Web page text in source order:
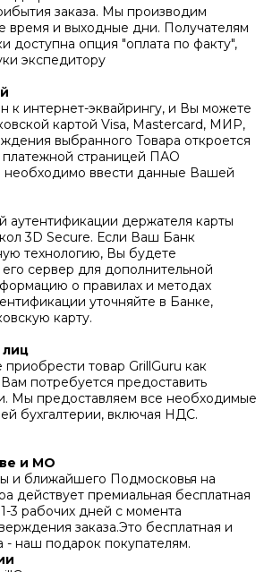
заказа. Мы производим
время и выходные дни. Получателям
доступна опция "оплата по факту",
экспедитору
к интернет-эквайрингу, и Вы можете
картой Visa, Mastercard, МИР,
выбранного Товара откроется
страницей ПАО
ввести данные Вашей
аутентификации держателя карты
3D Secure. Если Ваш Банк
технологию, Вы будете
сервер для дополнительной
о правилах и методах
уточняйте в Банке,
карту.
товар GrillGuru как
потребуется предоставить
Мы предоставляем все необходимые
бухгалтерии, включая НДС.
и МО
и ближайшего Подмосковья на
действует премиальная бесплатная
3 рабочих дней с момента
заказа.Это бесплатная и
- наш подарок покупателям.